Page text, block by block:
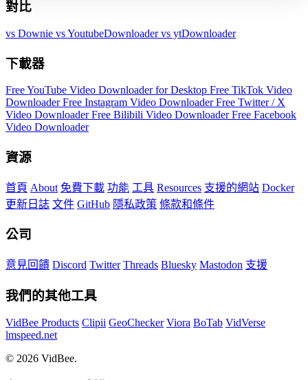
對比
vs Downie vs YoutubeDownloadervs ytDownloader
下載器
Free YouTube Video Downloader for Desktop Free TikTok Video
DownloaderFree Instagram Video DownloaderFree Twitter / X
Video DownloaderFree Bilibili Video DownloaderFree Facebook
Video Downloader
資源
首頁 About 免費下載 功能 工具 Resources 支援的網站 Docker
更新日誌 文件 GitHub 隱私政策 條款和條件
公司
意見回饋 Discord Twitter Threads Bluesky Mastodon 支援
我們的其他工具
VidBee Products Clipii GeoChecker Viora BoTab VidVerse
lmspeed.net
© 2026 VidBee.